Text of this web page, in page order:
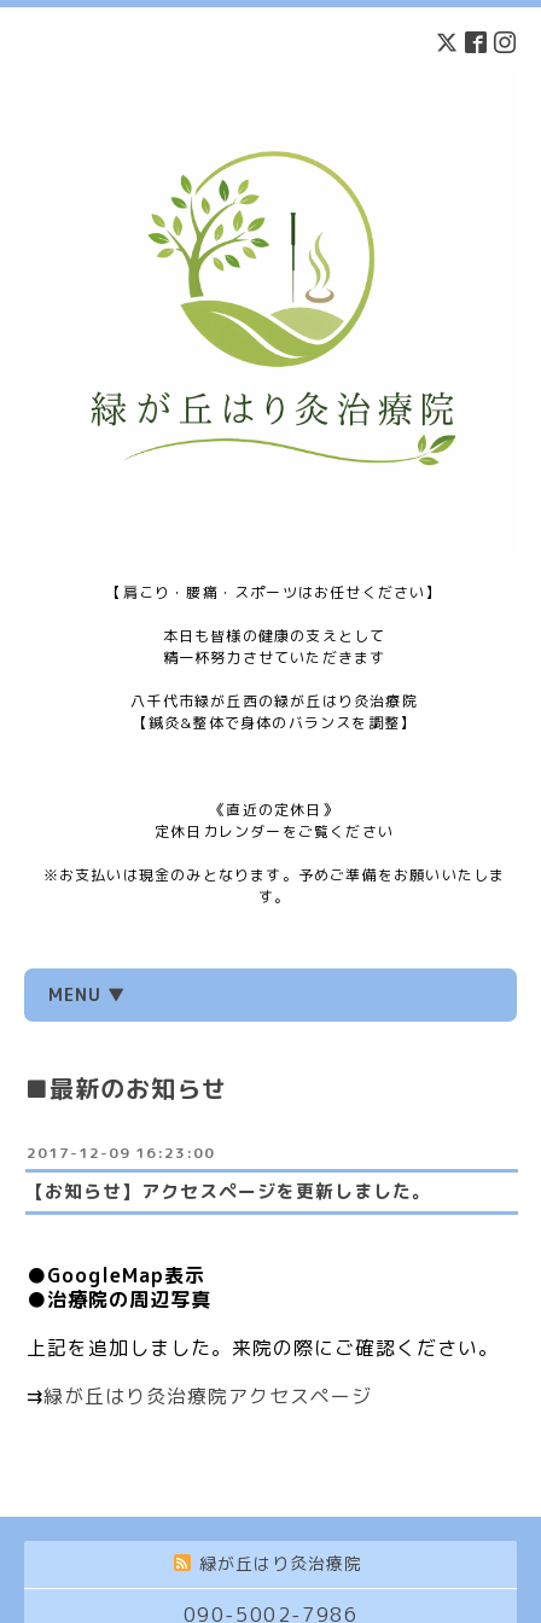
【肩こり・腰痛・スポーツはお任せください】
本日も皆様の健康の支えとして
精一杯努力させていただきます
八千代市緑が丘西の緑が丘はり灸治療院
【鍼灸&整体で身体のバランスを調整】
《直近の定休日》
定休日カレンダーをご覧ください
※お支払いは現金のみとなります。予めご準備をお願いいたしま
す。
MENU ▼
■最新のお知らせ
2017-12-09 16:23:00
【お知らせ】アクセスページを更新しました。
●GoogleMap表示
●治療院の周辺写真
上記を追加しました。来院の際にご確認ください。
⇉緑が丘はり灸治療院アクセスページ
緑が丘はり灸治療院
090-5002-7986